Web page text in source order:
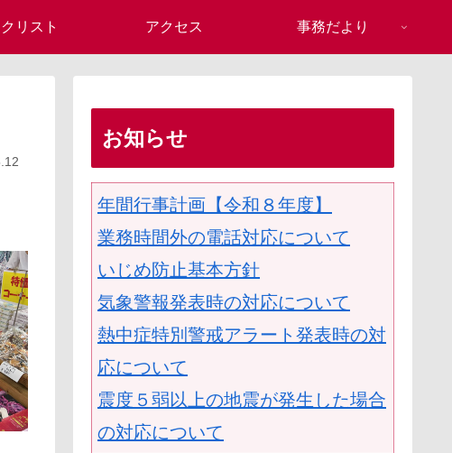
リスト アクセス 事務だより
お知らせ
年間行事計画【令和８年度】
業務時間外の電話対応について
いじめ防止基本方針
気象警報発表時の対応について
熱中症特別警戒アラート発表時の対
応について
震度５弱以上の地震が発生した場合
の対応について